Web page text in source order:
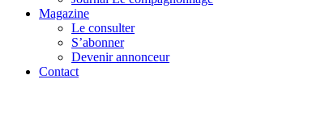
Magazine
Le consulter
S’abonner
Devenir annonceur
Contact